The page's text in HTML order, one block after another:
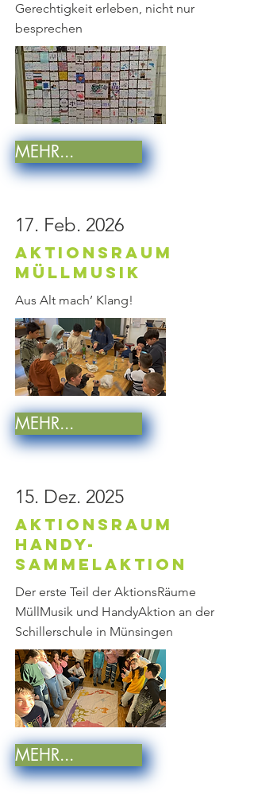
Gerechtigkeit erleben, nicht nur
besprechen
MEHR...
17. Feb. 2026
Aktionsraum
MüllMusik
Aus Alt mach’ Klang!
MEHR...
15. Dez. 2025
Aktionsraum
Handy-
SammelAktion
Der erste Teil der AktionsRäume
MüllMusik und HandyAktion an der
Schillerschule in Münsingen
MEHR...